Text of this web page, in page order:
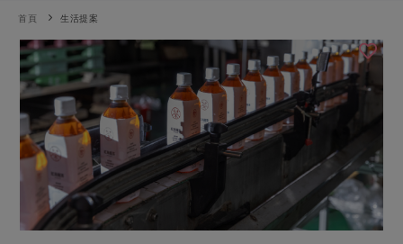
奶蛋豆・五穀
蛋 乳製品
豆製品 米麵雜糧
肉品・水產
畜產肉類
水畜加工品
肉食
海鮮
常備菜
蔬食
蛋料理
料理方式
防災用品預購圓滿結束
2026年端午節預購圓滿結束
更多預購活動
當季產品
合作25-經典快閃最後一週
合作25-精選產品第四彈
觀點文章
主婦食堂 一籃菜真心話
社內大小事 合作聯合國
產品故事 生活提案
樂齡生活 親子食育
廚房瑜伽
關注議題
關於合作社
認識合作社
關於我們
合作社組織
員工與求才
產品檢驗
重要公告
首頁 生活提案